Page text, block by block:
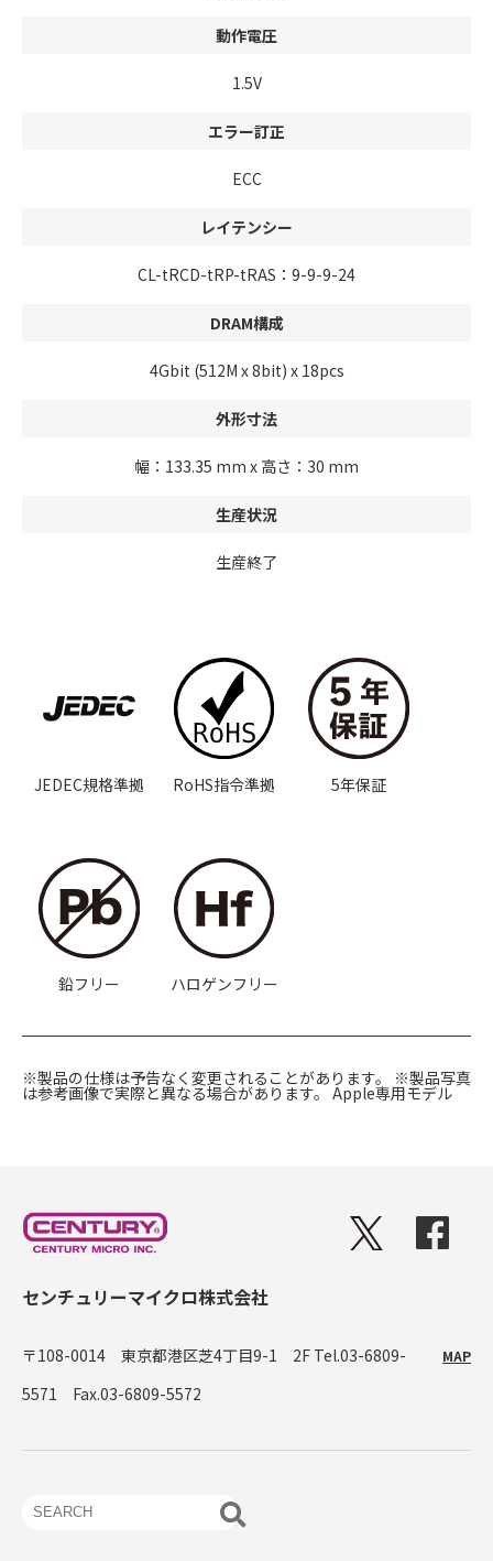
動作電圧
1.5V
エラー訂正
ECC
レイテンシー
CL-tRCD-tRP-tRAS：9-9-9-24
DRAM構成
4Gbit (512M x 8bit) x 18pcs
外形寸法
幅：133.35 mm x 高さ：30 mm
生産状況
生産終了
JEDEC規格準拠 RoHS指令準拠 5年保証
鉛フリー ハロゲンフリー
※製品の仕様は予告なく変更されることがあります。 ※製品写真
は参考画像で実際と異なる場合があります。 Apple専用モデル
センチュリーマイクロ株式会社
〒108-0014 東京都港区芝4丁目9-1 2F Tel.03-6809-
5571 Fax.03-6809-5572
MAP